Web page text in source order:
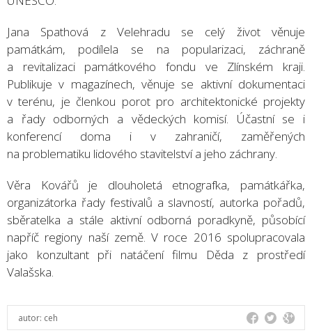
Jana Spathová z Velehradu se celý život věnuje
památkám, podílela se na popularizaci, záchraně
a revitalizaci památkového fondu ve Zlínském kraji.
Publikuje v magazínech, věnuje se aktivní dokumentaci
v terénu, je členkou porot pro architektonické projekty
a řady odborných a vědeckých komisí. Účastní se i
konferencí doma i v zahraničí, zaměřených
na problematiku lidového stavitelství a jeho záchrany.
Věra Kovářů je dlouholetá etnografka, památkářka,
organizátorka řady festivalů a slavností, autorka pořadů,
sběratelka a stále aktivní odborná poradkyně, působící
napříč regiony naší země. V roce 2016 spolupracovala
jako konzultant při natáčení filmu Děda z prostředí
Valašska.
autor: ceh